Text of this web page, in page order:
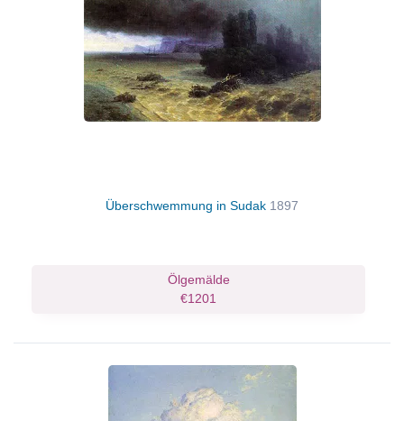
Überschwemmung in Sudak 1897
Ölgemälde
€1201